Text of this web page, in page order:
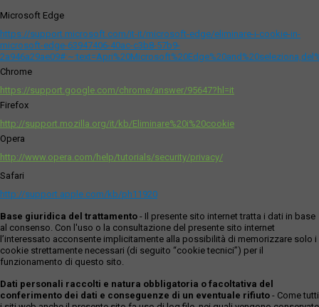
Microsoft Edge
https://support.microsoft.com/it-it/microsoft-edge/eliminare-i-cookie-in-
microsoft-edge-63947406-40ac-c3b8-57b9-
Chrome
https://support.google.com/chrome/answer/95647?hl=it
Firefox
http://support.mozilla.org/it/kb/Eliminare%20i%20cookie
Opera
http://www.opera.com/help/tutorials/security/privacy/
Safari
http://support.apple.com/kb/ph11920
Base giuridica del trattamento - Il presente sito internet tratta i dati in base
al consenso. Con l'uso o la consultazione del presente sito internet
l’interessato acconsente implicitamente alla possibilità di memorizzare solo i
cookie strettamente necessari (di seguito “cookie tecnici”) per il
funzionamento di questo sito.
Dati personali raccolti e natura obbligatoria o facoltativa del
conferimento dei dati e conseguenze di un eventuale rifiuto - Come tutti